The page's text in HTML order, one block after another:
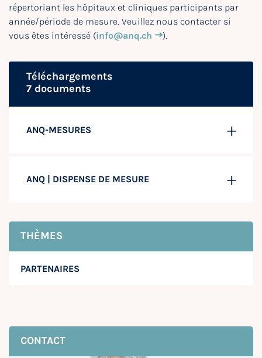
THÈMES
PARTENAIRES
CONTACT
répertoriant les hôpitaux et cliniques participants par
année/période de mesure. Veuillez nous contacter si
vous êtes intéressé (info@anq.ch ).
Téléchargements
7 documents
ANQ-MESURES
ANQ | DISPENSE DE MESURE